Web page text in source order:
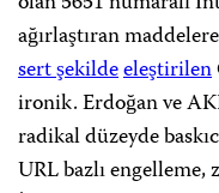
ağırlaştıran
sert şekildeeleştirilen
ironik. Erdoğan ve
radikal düzeyde
URL bazlı